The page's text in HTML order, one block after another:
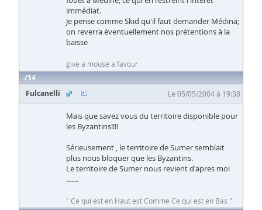
immédiat.
Je pense comme Skid qu'il faut demander Médina;
on reverra éventuellement nos prétentions à la
baisse
give a mouse a favour
14
Fulcanelli
Le 05/05/2004 à 19:38
Mais que savez vous du territoire disponible pour
les Byzantins!!!!
Sérieusement , le territoire de Sumer semblait
plus nous bloquer que les Byzantins.
Le territoire de Sumer nous revient d'apres moi
.......
" Ce qui est en Haut est Comme Ce qui est en Bas "